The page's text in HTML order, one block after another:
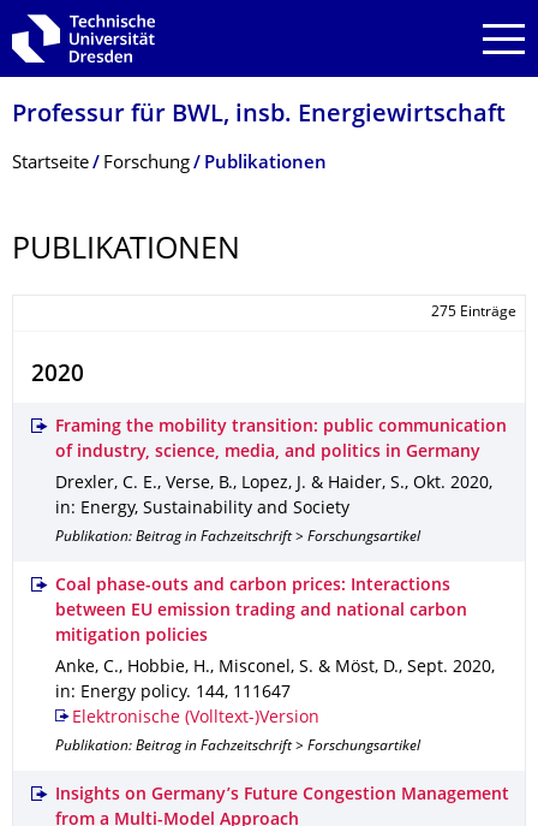
Zur Hauptnavigation springen
Zur Suche springen
Zum Inhalt springen
Professur für BWL, insb. Energiewirtschaft
Breadcrumb-Menü
Startseite Forschung Publikationen
PUBLIKATIONEN
275 Einträge
2020
Framing the mobility transition: public communication
of industry, science, media, and politics in Germany
Drexler, C. E., Verse, B., Lopez, J. & Haider, S., Okt. 2020,
in: Energy, Sustainability and Society
Publikation: Beitrag in Fachzeitschrift > Forschungsartikel
Coal phase-outs and carbon prices: Interactions
between EU emission trading and national carbon
mitigation policies
Anke, C., Hobbie, H., Misconel, S. & Möst, D., Sept. 2020,
in: Energy policy. 144, 111647
Elektronische (Volltext-)Version
Publikation: Beitrag in Fachzeitschrift > Forschungsartikel
Insights on Germany’s Future Congestion Management
from a Multi-Model Approach